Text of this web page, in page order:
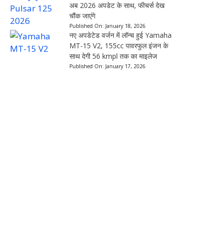
अब 2026 अपडेट के साथ, फीचर्स देख
चौंक जाएंगे
Published On: January 18, 2026
नए अपडेटेड वर्जन में लॉन्च हुई Yamaha
MT-15 V2, 155cc पावरफुल इंजन के
साथ देगी 56 kmpl तक का माइलेज
Published On: January 17, 2026